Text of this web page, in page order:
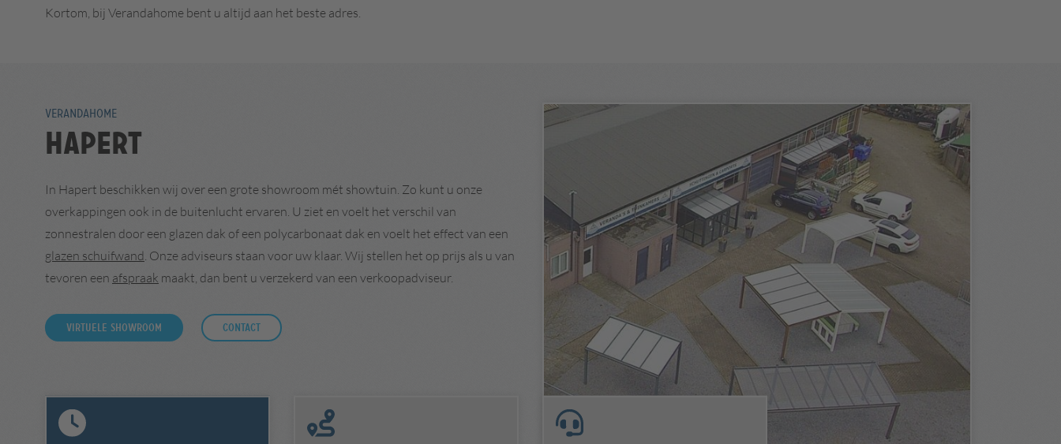
Kortom, bij Verandahome bent u altijd aan het beste adres.
VERANDAHOME
Hapert
In Hapert beschikken wij over een grote showroom mét showtuin. Zo kunt u onze
overkappingen ook in de buitenlucht ervaren. U ziet en voelt het verschil van
zonnestralen door een glazen dak of een polycarbonaat dak en voelt het effect van een
glazen schuifwand. Onze adviseurs staan voor uw klaar. Wij stellen het op prijs als u van
tevoren een afspraak maakt, dan bent u verzekerd van een verkoopadviseur.
Virtuele Showroom Contact